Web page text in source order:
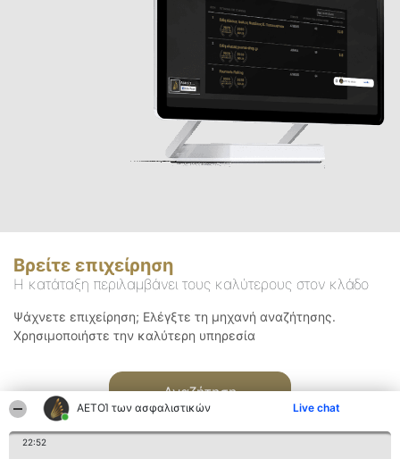
ΑΕΤΟΊ των ασφαλιστικών Live chat
22:52
Βρείτε επιχείρηση
Η κατάταξη περιλαμβάνει τους καλύτερους στον κλάδο
Ψάχνετε επιχείρηση; Ελέγξτε τη μηχανή αναζήτησης.
Χρησιμοποιήστε την καλύτερη υπηρεσία
Αναζήτηση